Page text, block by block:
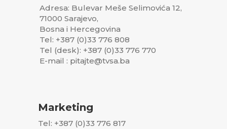
Adresa: Bulevar Meše Selimovića 12,
71000 Sarajevo,
Bosna i Hercegovina
Tel: +387 (0)33 776 808
Tel (desk): +387 (0)33 776 770
E-mail : pitajte@tvsa.ba
Marketing
Tel: +387 (0)33 776 817